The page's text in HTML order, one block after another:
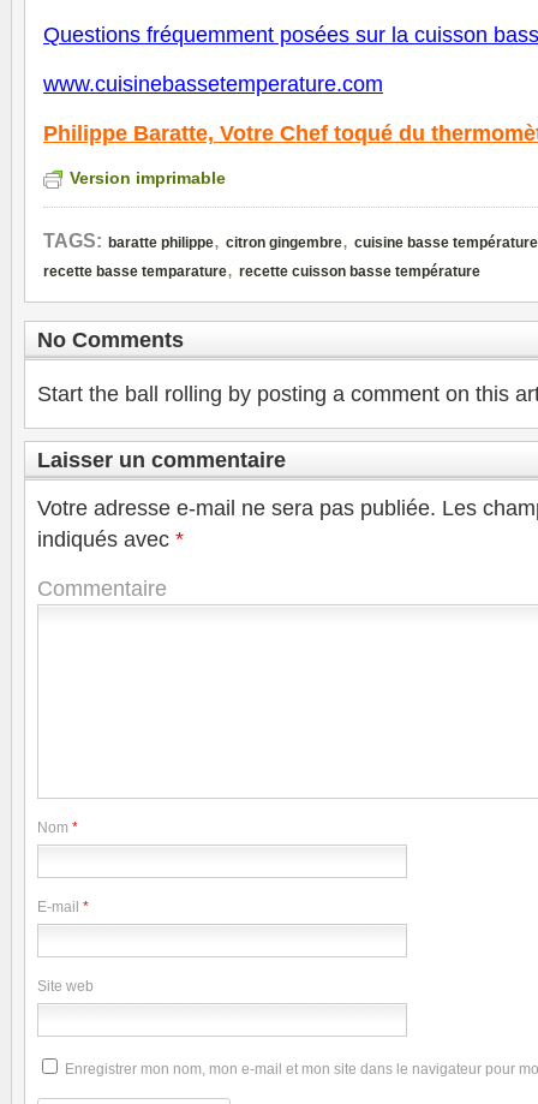
Questions fréquemment posées sur la cuisson
www.cuisinebassetemperature.com
Philippe Baratte, Votre Chef toqué du
Version imprimable
TAGS: baratte philippe, citron gingembre, cuisine basse température
recette basse temparature, recette cuisson basse température
No Comments
Start the ball rolling by posting a comment on this
Laisser un commentaire
Votre adresse e-mail ne sera pas publiée. Les
indiqués avec *
Commentaire
Nom *
E-mail *
Site web
Enregistrer mon nom, mon e-mail et mon site dans le navigateur pour